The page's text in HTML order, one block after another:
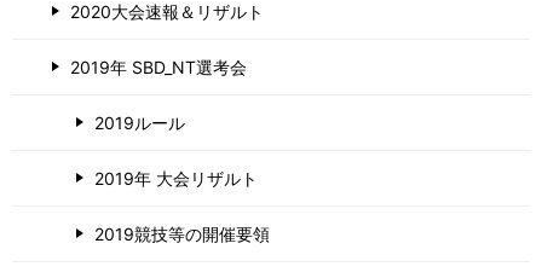
2020大会速報＆リザルト
2019年 SBD_NT選考会
2019ルール
2019年 大会リザルト
2019競技等の開催要領